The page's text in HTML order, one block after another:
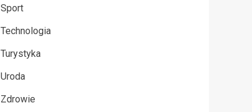
Sport
Technologia
Turystyka
Uroda
Zdrowie